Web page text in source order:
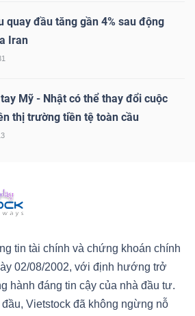
quay đầu tăng gần 4% sau động
Iran
Mỹ - Nhật có thể thay đổi cuộc
thị trường tiền tệ toàn cầu
tin tài chính và chứng khoán chính
02/08/2002, với định hướng trở
hành đáng tin cậy của nhà đầu tư.
Vietstock đã không ngừng nỗ